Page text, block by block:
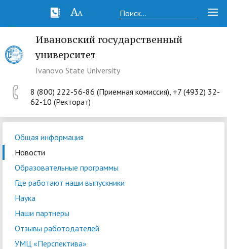
Ивановский государственный
университет
Ivanovo State University
8 (800) 222-56-86 (Приемная комиссия), +7 (4932) 32-
62-10 (Ректорат)
Общая информация
Новости
Образовательные программы
Где работают наши выпускники
Наука
Наши партнеры
Отзывы работодателей
УМЦ «Перспектива»